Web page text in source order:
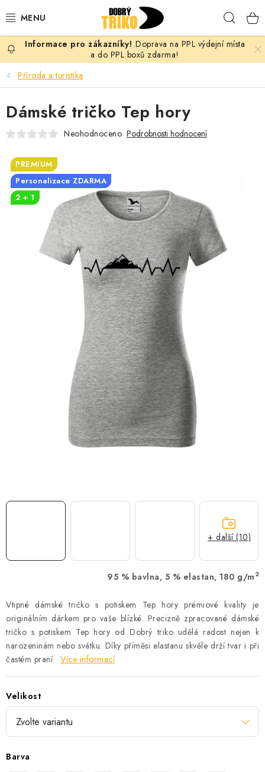
na
PRO ŽENY
PRO MUŽE
PRO DĚTI
PRO PÁRY
VLASTNÍ MOTIV
OKAMŽITĚ K ODBĚRU
MÁM SRDCE POMÁHÁM
PROVIZNÍ SYSTÉM
Doprava na PPL výdejní místa
a do PPL boxů zdarma!
Příroda a turistika
95 % bavlna, 5 % elastan, 180 g/m 2
Vtipné dámské tričko s potiskem Tep hory prémiové kvality je
originálním dárkem pro vaše blízké. Precizně zpracované dámské
tričko s potiskem Tep hory od Dobrý triko udělá radost nejen k
narozeninám nebo svátku. Díky příměsi elastanu skvěle drží tvar i při
častém praní. Více informací
Velikost
Barva
Dámské tričko Tep hory
Neohodnoceno Podrobnosti hodnocení
PREMIUM
Personalizace ZDARMA
2 + 1
+ další (10)